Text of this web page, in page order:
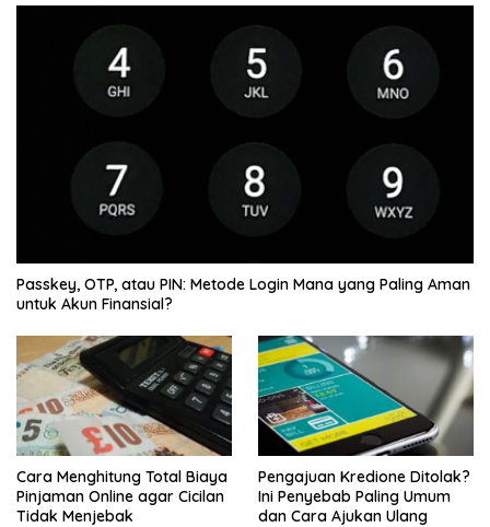
Passkey, OTP, atau PIN: Metode Login Mana yang Paling Aman
untuk Akun Finansial?
Cara Menghitung Total Biaya
Pinjaman Online agar Cicilan
Tidak Menjebak
Pengajuan Kredione Ditolak?
Ini Penyebab Paling Umum
dan Cara Ajukan Ulang